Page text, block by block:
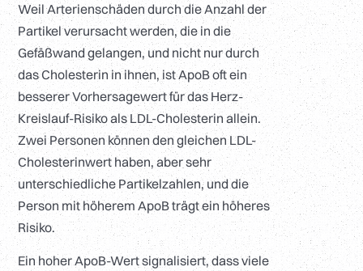
Weil Arterienschäden durch die Anzahl der
Partikel verursacht werden, die in die
Gefäßwand gelangen, und nicht nur durch
das Cholesterin in ihnen, ist ApoB oft ein
besserer Vorhersagewert für das Herz-
Kreislauf-Risiko als LDL-Cholesterin allein.
Zwei Personen können den gleichen LDL-
Cholesterinwert haben, aber sehr
unterschiedliche Partikelzahlen, und die
Person mit höherem ApoB trägt ein höheres
Risiko.
Ein hoher ApoB-Wert signalisiert, dass viele